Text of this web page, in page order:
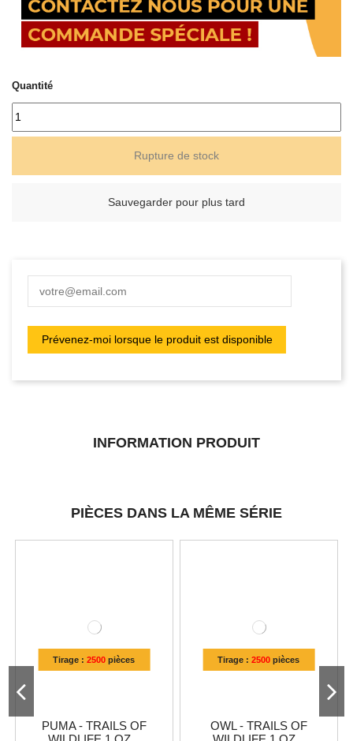
Quantité
Rupture de stock
Sauvegarder pour plus tard
INFORMATION PRODUIT
PIÈCES DANS LA MÊME SÉRIE
Tirage :2500 pièces
PUMA - TRAILS OF
Tirage :2500 pièces
OWL - TRAILS OF